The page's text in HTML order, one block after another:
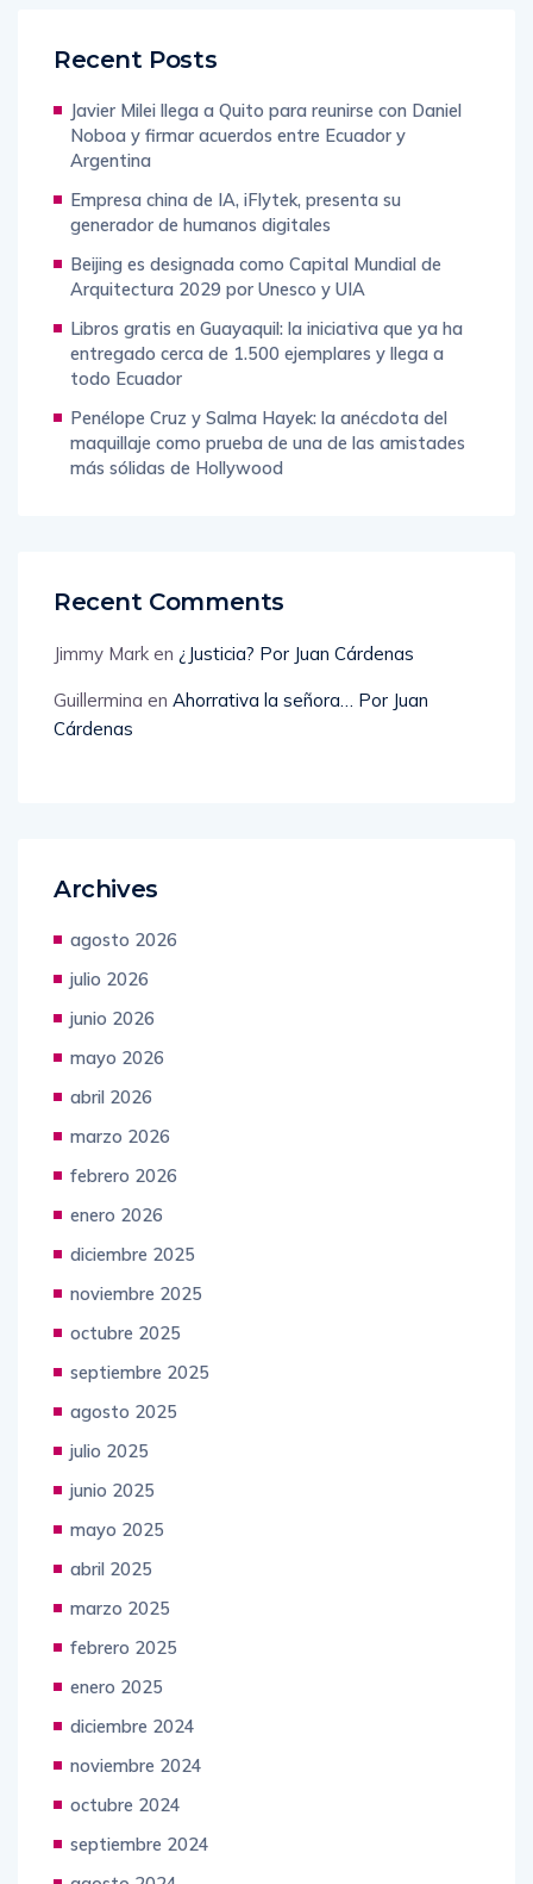
Recent Posts
Javier Milei llega a Quito para reunirse con Daniel
Noboa y firmar acuerdos entre Ecuador y
Argentina
Empresa china de IA, iFlytek, presenta su
generador de humanos digitales
Beijing es designada como Capital Mundial de
Arquitectura 2029 por Unesco y UIA
Libros gratis en Guayaquil: la iniciativa que ya ha
entregado cerca de 1.500 ejemplares y llega a
todo Ecuador
Penélope Cruz y Salma Hayek: la anécdota del
maquillaje como prueba de una de las amistades
más sólidas de Hollywood
Recent Comments
Jimmy Mark en ¿Justicia? Por Juan Cárdenas
Guillermina en Ahorrativa la señora… Por Juan
Cárdenas
Archives
agosto 2026
julio 2026
junio 2026
mayo 2026
abril 2026
marzo 2026
febrero 2026
enero 2026
diciembre 2025
noviembre 2025
octubre 2025
septiembre 2025
agosto 2025
julio 2025
junio 2025
mayo 2025
abril 2025
marzo 2025
febrero 2025
enero 2025
diciembre 2024
noviembre 2024
octubre 2024
septiembre 2024